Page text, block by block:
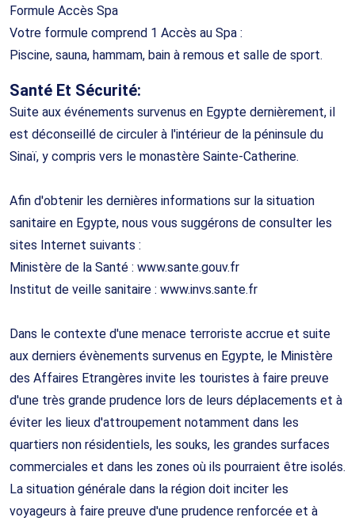
Formule Accès Spa
Votre formule comprend 1 Accès au Spa :
Piscine, sauna, hammam, bain à remous et salle de sport.
Santé Et Sécurité:
Suite aux événements survenus en Egypte dernièrement, il
est déconseillé de circuler à l'intérieur de la péninsule du
Sinaï, y compris vers le monastère Sainte-Catherine.
Afin d'obtenir les dernières informations sur la situation
sanitaire en Egypte, nous vous suggérons de consulter les
sites Internet suivants :
Ministère de la Santé : www.sante.gouv.fr
Institut de veille sanitaire : www.invs.sante.fr
Dans le contexte d'une menace terroriste accrue et suite
aux derniers évènements survenus en Egypte, le Ministère
des Affaires Etrangères invite les touristes à faire preuve
d'une très grande prudence lors de leurs déplacements et à
éviter les lieux d'attroupement notamment dans les
quartiers non résidentiels, les souks, les grandes surfaces
commerciales et dans les zones où ils pourraient être isolés.
La situation générale dans la région doit inciter les
voyageurs à faire preuve d'une prudence renforcée et à